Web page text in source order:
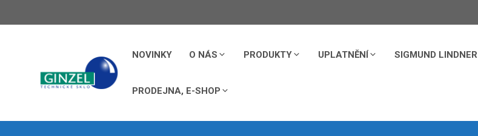
na
NOVINKY O NÁS PRODUKTY UPLATNĚNÍ SIGMUND LINDNER
PRODEJNA, E-SHOP